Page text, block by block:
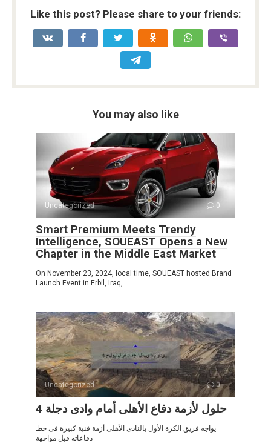
k
p
Like this post? Please share to your friends:
You may also like
Uncategorized 0
Smart Premium Meets Trendy
Intelligence, SOUEAST Opens a New
Chapter in the Middle East Market
On November 23, 2024, local time, SOUEAST hosted Brand
Launch Event in Erbil, Iraq,
Uncategorized 0
4 حلول لأزمة دفاع الأهلى أمام وادى دجلة
يواجه فريق الكرة الأول بالنادى الأهلى أزمة فنية كبيرة فى خط
دفاعاته قبل مواجهة